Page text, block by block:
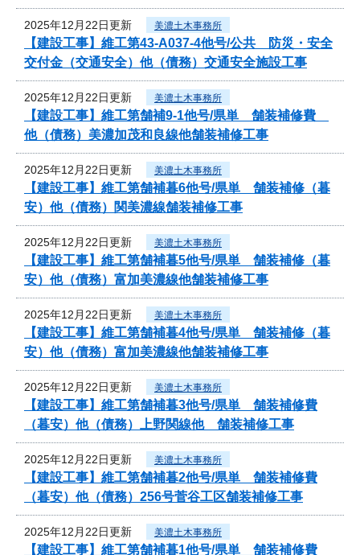
2025年12月22日更新 美濃土木事務所
【建設工事】維工第43-A037-4他号/公共 防災・安全
交付金（交通安全）他（債務）交通安全施設工事
2025年12月22日更新 美濃土木事務所
【建設工事】維工第舗補9-1他号/県単 舗装補修費
他（債務）美濃加茂和良線他舗装補修工事
2025年12月22日更新 美濃土木事務所
【建設工事】維工第舗補暮6他号/県単 舗装補修（暮
安）他（債務）関美濃線舗装補修工事
2025年12月22日更新 美濃土木事務所
【建設工事】維工第舗補暮5他号/県単 舗装補修（暮
安）他（債務）富加美濃線他舗装補修工事
2025年12月22日更新 美濃土木事務所
【建設工事】維工第舗補暮4他号/県単 舗装補修（暮
安）他（債務）富加美濃線他舗装補修工事
2025年12月22日更新 美濃土木事務所
【建設工事】維工第舗補暮3他号/県単 舗装補修費
（暮安）他（債務）上野関線他 舗装補修工事
2025年12月22日更新 美濃土木事務所
【建設工事】維工第舗補暮2他号/県単 舗装補修費
（暮安）他（債務）256号菅谷工区舗装補修工事
2025年12月22日更新 美濃土木事務所
【建設工事】維工第舗補暮1他号/県単 舗装補修費